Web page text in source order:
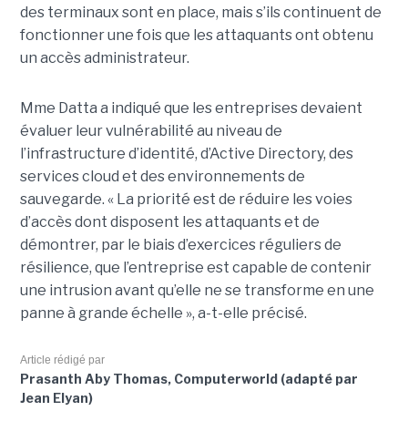
des terminaux sont en place, mais s’ils continuent de
fonctionner une fois que les attaquants ont obtenu
un accès administrateur.
Mme Datta a indiqué que les entreprises devaient
évaluer leur vulnérabilité au niveau de
l’infrastructure d’identité, d’Active Directory, des
services cloud et des environnements de
sauvegarde. « La priorité est de réduire les voies
d’accès dont disposent les attaquants et de
démontrer, par le biais d’exercices réguliers de
résilience, que l’entreprise est capable de contenir
une intrusion avant qu’elle ne se transforme en une
panne à grande échelle », a-t-elle précisé.
Article rédigé par
Prasanth Aby Thomas, Computerworld (adapté par
Jean Elyan)